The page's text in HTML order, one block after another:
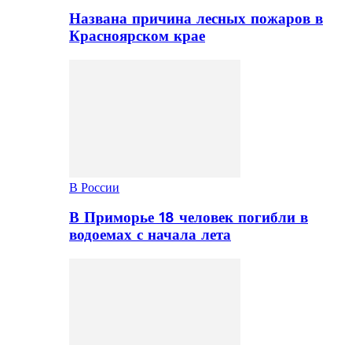
Названа причина лесных пожаров в
Красноярском крае
В России
В Приморье 18 человек погибли в
водоемах с начала лета